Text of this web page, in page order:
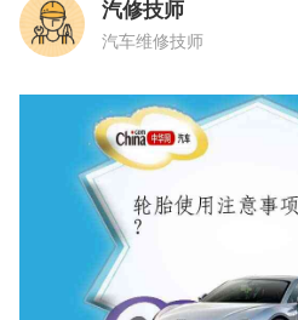
汽修技师
汽车维修技师